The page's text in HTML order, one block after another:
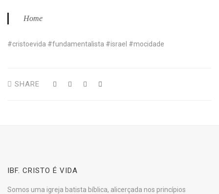
Home
#cristoevida #fundamentalista #israel #mocidade
SHARE
IBF. CRISTO É VIDA
Somos uma igreja batista bíblica, alicerçada nos princípios